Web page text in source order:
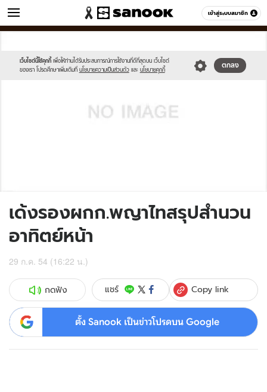
เข้าสู่ระบบสมาชิก
ข่าว หมวดอื่นๆ
เว็บไซต์นี้ใช้คุกกี้ เพื่อให้ท่านได้รับประสบการณ์การใช้งานที่ดีที่สุดบน เว็บไซต์
ของเรา โปรดศึกษาเพิ่มเติมที่ นโยบายความเป็นส่วนตัว และ นโยบายคุกกี้
ตกลง
sanook.png
image.jpg
เด้งรองผกก.พญาไทสรุปสำนวน
อาทิตย์หน้า
29 ก.ค. 54 (16:22 น.)
กดฟัง แชร์ Copy link
ตั้ง Sanook เป็นข่าวโปรดบน Google